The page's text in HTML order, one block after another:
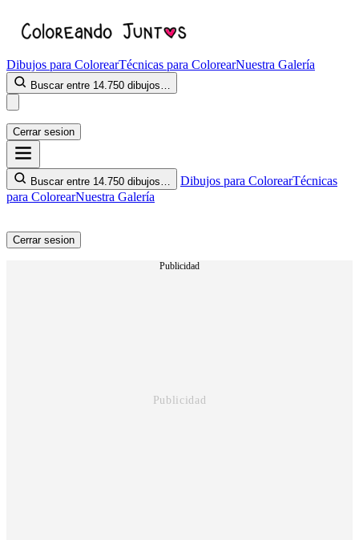
Dibujos para ColorearTécnicas para ColorearNuestra Galería
Buscar entre 14.750 dibujos…
Cerrar sesion
Buscar entre 14.750 dibujos… Dibujos para ColorearTécnicas
para ColorearNuestra Galería
Cerrar sesion